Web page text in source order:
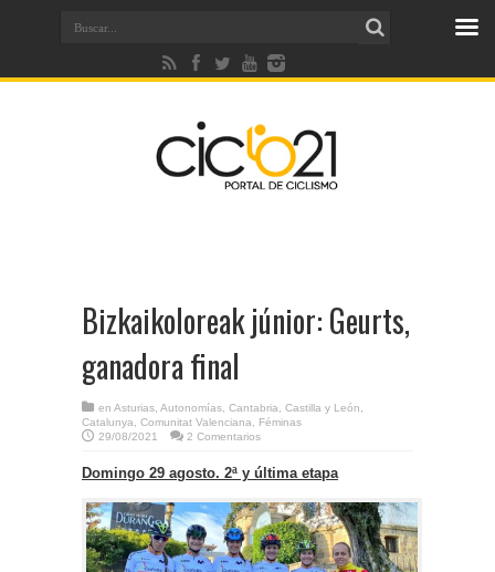
Bizkaikoloreak júnior: Geurts,
ganadora final
en Asturias Autonomías Cantabria Castilla y León
Catalunya
Comunitat Valenciana
Féminas
29/08/2021
2 Comentarios
Domingo 29 agosto. 2ª y última etapa